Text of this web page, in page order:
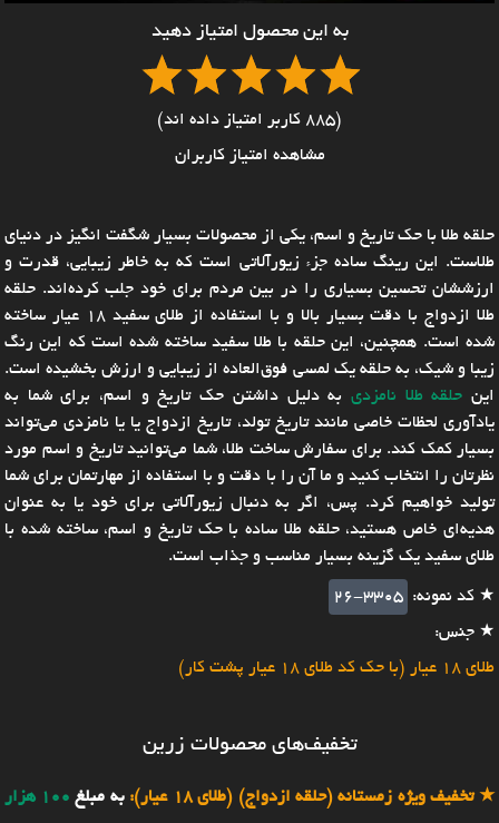
به این محصول امتیاز دهید
(885 کاربر امتیاز داده اند)
مشاهده امتیاز کاربران
حلقه طلا با حک تاریخ و اسم، یکی از محصولات بسیار شگفت انگیز در دنیای
طلاست. این رینگ ساده جزء زیورآلاتی است که به خاطر زیبایی، قدرت و
ارزششان تحسین بسیاری را در بین مردم برای خود جلب کرده‌اند. حلقه
طلا ازدواج با دقت بسیار بالا و با استفاده از طلای سفید 18 عیار ساخته
شده است. همچنین، این حلقه با طلا سفید ساخته شده است که این رنگ
زیبا و شیک، به حلقه یک لمسی فوق‌العاده از زیبایی و ارزش بخشیده است.
این حلقه طلا نامزدی به دلیل داشتن حک تاریخ و اسم، برای شما به
یادآوری لحظات خاصی مانند تاریخ تولد، تاریخ ازدواج یا یا نامزدی می‌تواند
بسیار کمک کند. برای سفارش ساخت طلا، شما می‌توانید تاریخ و اسم مورد
نظرتان را انتخاب کنید و ما آن را با دقت و با استفاده از مهارتمان برای شما
تولید خواهیم کرد. پس، اگر به دنبال زیورآلاتی برای خود یا به عنوان
هدیه‌ای خاص هستید، حلقه طلا ساده با حک تاریخ و اسم، ساخته شده با
طلای سفید یک گزینه بسیار مناسب و جذاب است.
★ کد نمونه: 26-3305
★ جنس:
طلای 18 عیار (با حک کد طلای 18 عیار پشت کار)
تخفیف‌های محصولات زرین
★تخفیف ویژه زمستانه (حلقه ازدواج) (طلای 18 عیار): به مبلغ
100 هزار